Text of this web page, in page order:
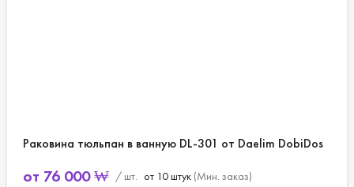
Раковина тюльпан в ванную DL-301 от Daelim DobiDos
от 76 000 ₩ / шт. от 10 штук (Мин. заказ)